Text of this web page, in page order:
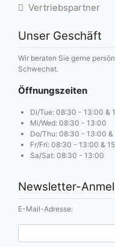
Vertriebspartner
Unser Geschäft
Wir beraten Sie gerne
Schwechat.
Öffnungszeiten
Di/Tue: 08:30 - 13:00 &
Mi/Wed: 08:30 - 13:00
Do/Thu: 08:30 - 13:00
Fr/Fri: 08:30 - 13:00 &
Sa/Sat: 08:30 - 13:00
Newsletter-
E-Mail-Adresse: